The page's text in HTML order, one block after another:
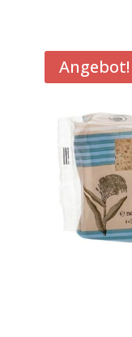
Angebot!